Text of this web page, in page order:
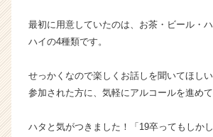
届
活
サ
ト
最初に用意していたのは、お茶・ビール・
ハイの4種類です。
せっかくなので楽しくお話しを聞いてほし
参加された方に、気軽にアルコールを進め
ハタと気がつきました！「19卒ってもしか